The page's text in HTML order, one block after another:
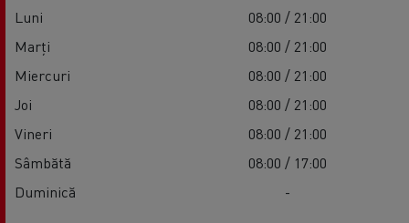
Luni
08:00 / 21:00
Marți
08:00 / 21:00
Miercuri
08:00 / 21:00
Joi
08:00 / 21:00
Vineri
08:00 / 21:00
Sâmbătă
08:00 / 17:00
Duminică
-